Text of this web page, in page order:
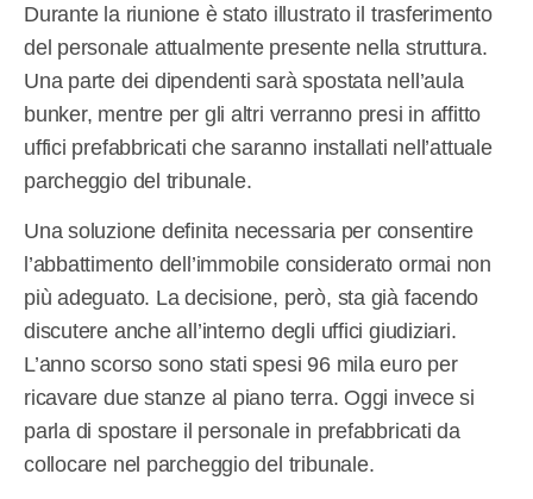
Durante la riunione è stato illustrato il trasferimento
del personale attualmente presente nella struttura.
Una parte dei dipendenti sarà spostata nell’aula
bunker, mentre per gli altri verranno presi in affitto
uffici prefabbricati che saranno installati nell’attuale
parcheggio del tribunale.
Una soluzione definita necessaria per consentire
l’abbattimento dell’immobile considerato ormai non
più adeguato. La decisione, però, sta già facendo
discutere anche all’interno degli uffici giudiziari.
L’anno scorso sono stati spesi 96 mila euro per
ricavare due stanze al piano terra. Oggi invece si
parla di spostare il personale in prefabbricati da
collocare nel parcheggio del tribunale.